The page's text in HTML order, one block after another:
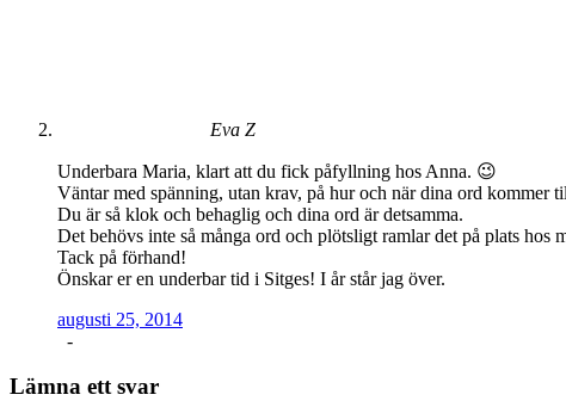
Eva Z
Underbara Maria, klart att du fick påfyllning hos Anna. 😉
Väntar med spänning, utan krav, på hur och när dina ord kommer
Du är så klok och behaglig och dina ord är detsamma.
Det behövs inte så många ord och plötsligt ramlar det på plats hos
Tack på förhand!
Önskar er en underbar tid i Sitges! I år står jag över.
augusti 25, 2014
-
Lämna ett svar